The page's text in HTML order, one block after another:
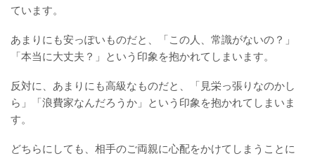
ています。
あまりにも安っぽいものだと、「この人、常識がないの？」
「本当に大丈夫？」という印象を抱かれてしまいます。
反対に、あまりにも高級なものだと、「見栄っ張りなのかし
ら」「浪費家なんだろうか」という印象を抱かれてしまいま
す。
どちらにしても、相手のご両親に心配をかけてしまうことに